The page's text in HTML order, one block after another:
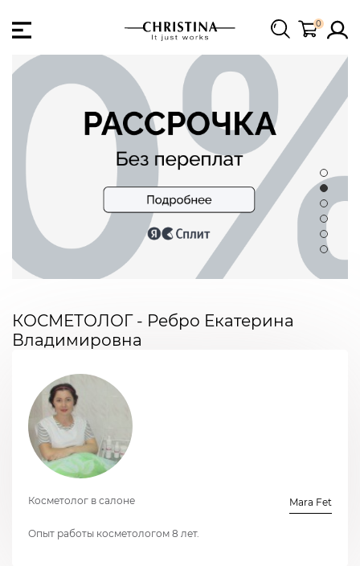
0
КОСМЕТОЛОГ - Ребро Екатерина
Владимировна
Косметолог в салоне Mara Fet
Опыт работы косметологом 8 лет.